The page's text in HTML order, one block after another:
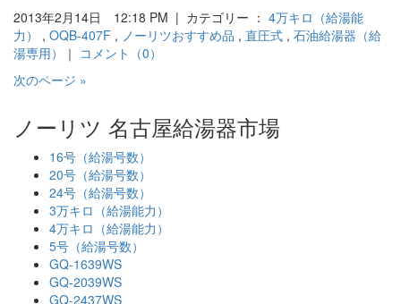
2013年2月14日 12:18 PM | カテゴリー ： 4万キロ（給湯能
力）
, OQB-407F , ノーリツおすすめ品 , 直圧式 , 石油給湯器（給
湯専用）
｜ コメント（0）
次のページ »
ノーリツ 名古屋給湯器市場
16号（給湯号数）
20号（給湯号数）
24号（給湯号数）
3万キロ（給湯能力）
4万キロ（給湯能力）
5号（給湯号数）
GQ-1639WS
GQ-2039WS
GQ-2437WS